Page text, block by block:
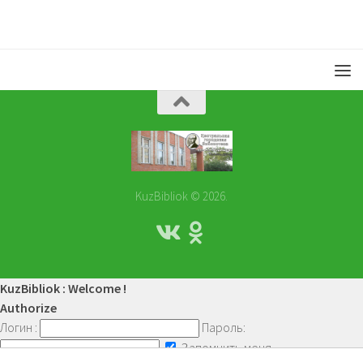
KuzBibliok © 2026.
KuzBibliok : Welcome !
Authorize
Логин :
Пароль:
Запомнить меня